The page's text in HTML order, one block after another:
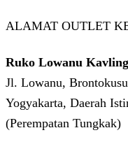
ALAMAT OUTLET
Ruko Lowanu
Jl. Lowanu,
Yogyakarta, Daerah
(Perempatan Tungkak)